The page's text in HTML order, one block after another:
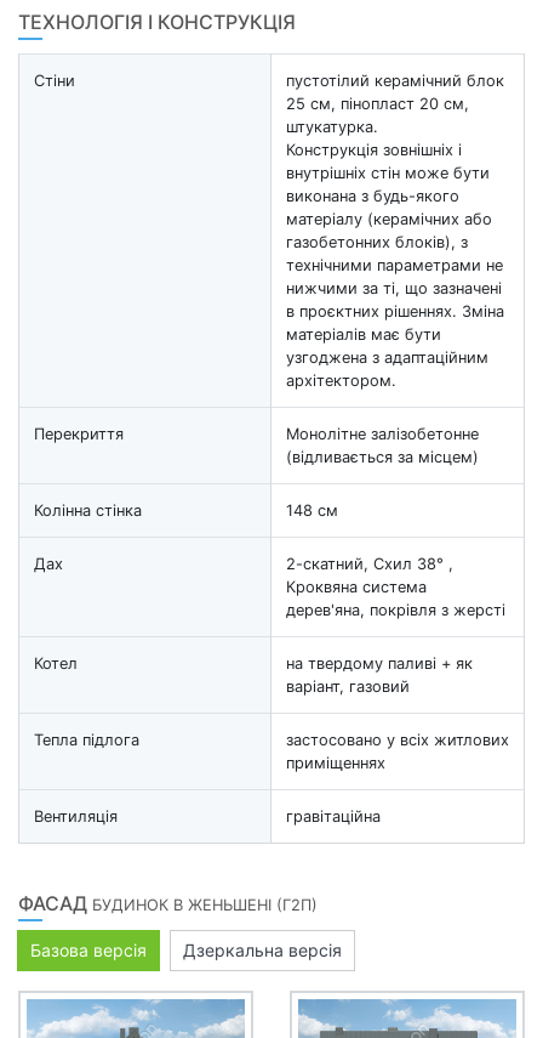
ТЕХНОЛОГІЯ І КОНСТРУКЦІЯ
Стіни
пустотілий керамічний блок
25 см, пінопласт 20 см,
штукатурка.
Конструкція зовнішніх і
внутрішніх стін може бути
виконана з будь-якого
матеріалу (керамічних або
газобетонних блоків), з
технічними параметрами не
нижчими за ті, що зазначені
в проєктних рішеннях. Зміна
матеріалів має бути
узгоджена з адаптаційним
архітектором.
Перекриття
Монолітне залізобетонне
(відливається за місцем)
Колінна стінка 148 см
Дах
2-скатний, Схил 38° ,
Кроквяна система
дерев'яна, покрівля з жерсті
Котел
на твердому паливі + як
варіант, газовий
Тепла підлога
застосовано у всіх житлових
приміщеннях
Вентиляція гравітаційна
ФАСАД БУДИНОК В ЖЕНЬШЕНІ (Г2П)
Базова версія Дзеркальна версія